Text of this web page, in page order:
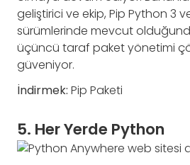
geliştirici ve ekip, Pip Python 3
sürümlerinde mevcut
üçüncü taraf paket yönetimi
güveniyor.
İndirmek: Pip Paketi
5. Her Yerde Python